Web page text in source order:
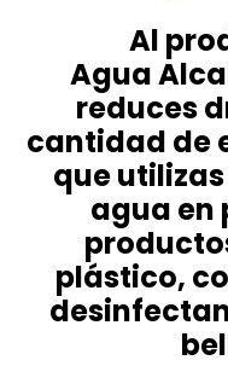
Al
Agua
reduces
cantidad de
que
agua en
plástico,